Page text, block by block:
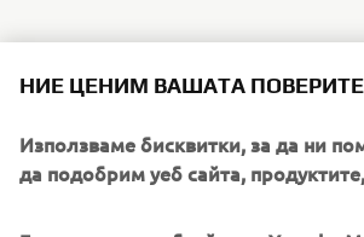
НИЕ ЦЕНИМ ВАШАТА
Използваме бисквитки, за да ни
да подобрим уеб сайта,